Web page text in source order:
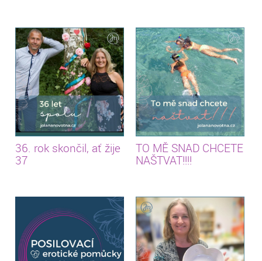
36. rok skončil, ať žije
37
TO MĚ SNAD CHCETE
NAŠTVAT!!!!